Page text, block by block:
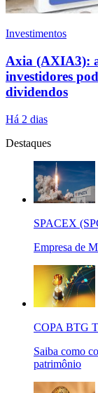
Investimentos
Axia (AXIA3):
investidores
dividendos
Há 2 dias
Destaques
SPACEX
Empresa de
COPA BTG
Saiba como
patrimônio